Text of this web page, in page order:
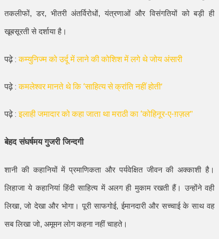
तकलीफों,डर, भीतरी अंतर्विरोधों,यंत्रणाओं और विसंगतियों को बड़ी ही
खूबसूरती से दर्शाया है।
पढ़े :कम्युनिज्म को उर्दू में लाने की कोशिश में लगे थे जोय अंसारी
पढ़े :कमलेश्वर मानते थे कि ‘साहित्य से क्रांति नहीं होती’
पढ़े :इलाही जमादार को कहा जाता था मराठी का ‘कोहिनूर-ए-ग़ज़ल’’
बेहद संघर्षमय गुजरी जिन्दगी
शानी की कहानियों में प्रमाणिकता और पर्यवेक्षित जीवन की अक्काशी है।
लिहाजा ये कहानियां हिंदी साहित्य में अलग ही मुकाम रखती हैं। उन्होंने वही
लिखा,जो देखा और भोगा। पूरी साफगोई,ईमानदारी और सच्चाई के साथ वह
सब लिखा जो, अमूमन लोग कहना नहीं चाहते।